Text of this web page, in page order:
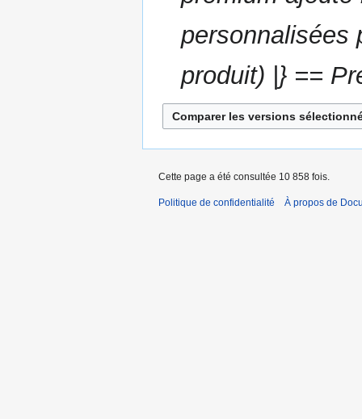
t
o
s
personnalisées
produit) |} ==
Cette page a été consultée 10 858 fois.
Politique de confidentialité À propos de